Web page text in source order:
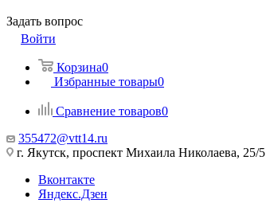
Задать вопрос
Войти
Корзина0
Избранные товары0
Сравнение товаров0
355472@vtt14.ru
г. Якутск, проспект Михаила Николаева, 25/5
Вконтакте
Яндекс.Дзен